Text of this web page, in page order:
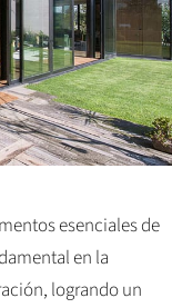
esenciales de
en la
logrando un